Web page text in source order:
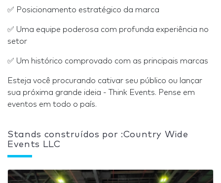
✅ Posicionamento estratégico da marca
✅ Uma equipe poderosa com profunda experiência no
setor
✅ Um histórico comprovado com as principais marcas
Esteja você procurando cativar seu público ou lançar
sua próxima grande ideia - Think Events. Pense em
eventos em todo o país.
Stands construídos por :Country Wide
Events LLC